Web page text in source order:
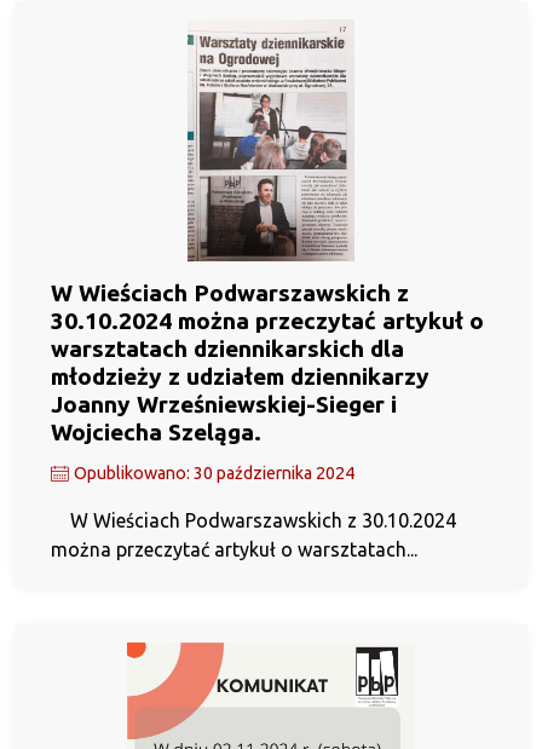
W Wieściach Podwarszawskich z
30.10.2024 można przeczytać artykuł o
warsztatach dziennikarskich dla
młodzieży z udziałem dziennikarzy
Joanny Wrześniewskiej-Sieger i
Wojciecha Szeląga.
Opublikowano: 30 października 2024
W Wieściach Podwarszawskich z 30.10.2024
można przeczytać artykuł o warsztatach...